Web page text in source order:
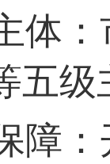
体：
五
障：